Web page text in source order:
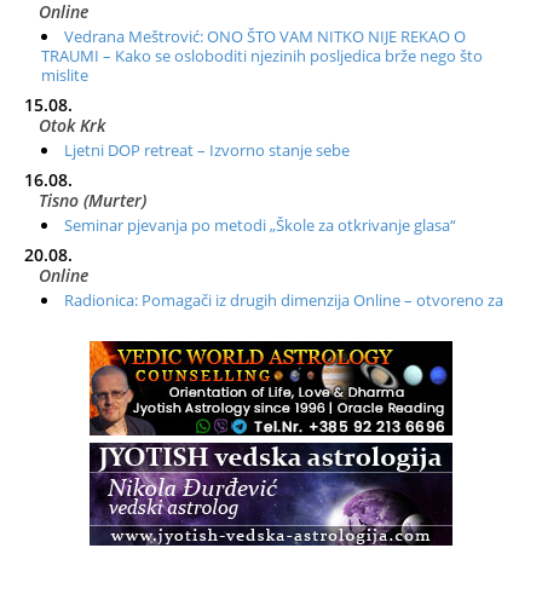
Online
Vedrana Meštrović: ONO ŠTO VAM NITKO NIJE REKAO O
TRAUMI – Kako se osloboditi njezinih posljedica brže nego što
mislite
15.08.
Otok Krk
Ljetni DOP retreat – Izvorno stanje sebe
16.08.
Tisno (Murter)
Seminar pjevanja po metodi „Škole za otkrivanje glasa“
20.08.
Online
Radionica: Pomagači iz drugih dimenzija Online – otvoreno za
Zagreb+Online
Osnovni ThetaHealing® tečaj, Zagreb i Online
Access BARS®, otpusti stres
Access Energetski Facelift®